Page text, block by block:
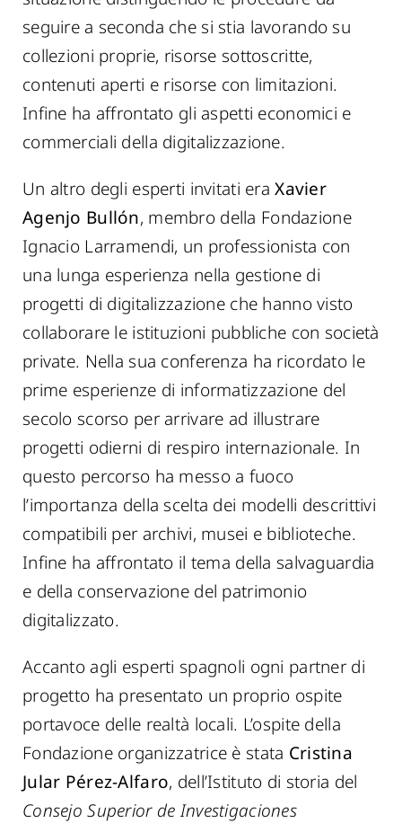
seguire a seconda che si stia lavorando su
collezioni proprie, risorse sottoscritte,
contenuti aperti e risorse con limitazioni.
Infine ha affrontato gli aspetti economici e
commerciali della digitalizzazione.
Un altro degli esperti invitati eraXavier
Agenjo Bullón, membro della Fondazione
Ignacio Larramendi, un professionista con
una lunga esperienza nella gestione di
progetti di digitalizzazione che hanno visto
collaborare le istituzioni pubbliche con società
private. Nella sua conferenza ha ricordato le
prime esperienze di informatizzazione del
secolo scorso per arrivare ad illustrare
progetti odierni di respiro internazionale. In
questo percorso ha messo a fuoco
l’importanza della scelta dei modelli descrittivi
compatibili per archivi, musei e biblioteche.
Infine ha affrontato il tema della salvaguardia
e della conservazione del patrimonio
digitalizzato.
Accanto agli esperti spagnoli ogni partner di
progetto ha presentato un proprio ospite
portavoce delle realtà locali. L’ospite della
Fondazione organizzatrice è stata Cristina
Jular Pérez-Alfaro, dell’Istituto di storia del
Consejo Superior de Investigaciones